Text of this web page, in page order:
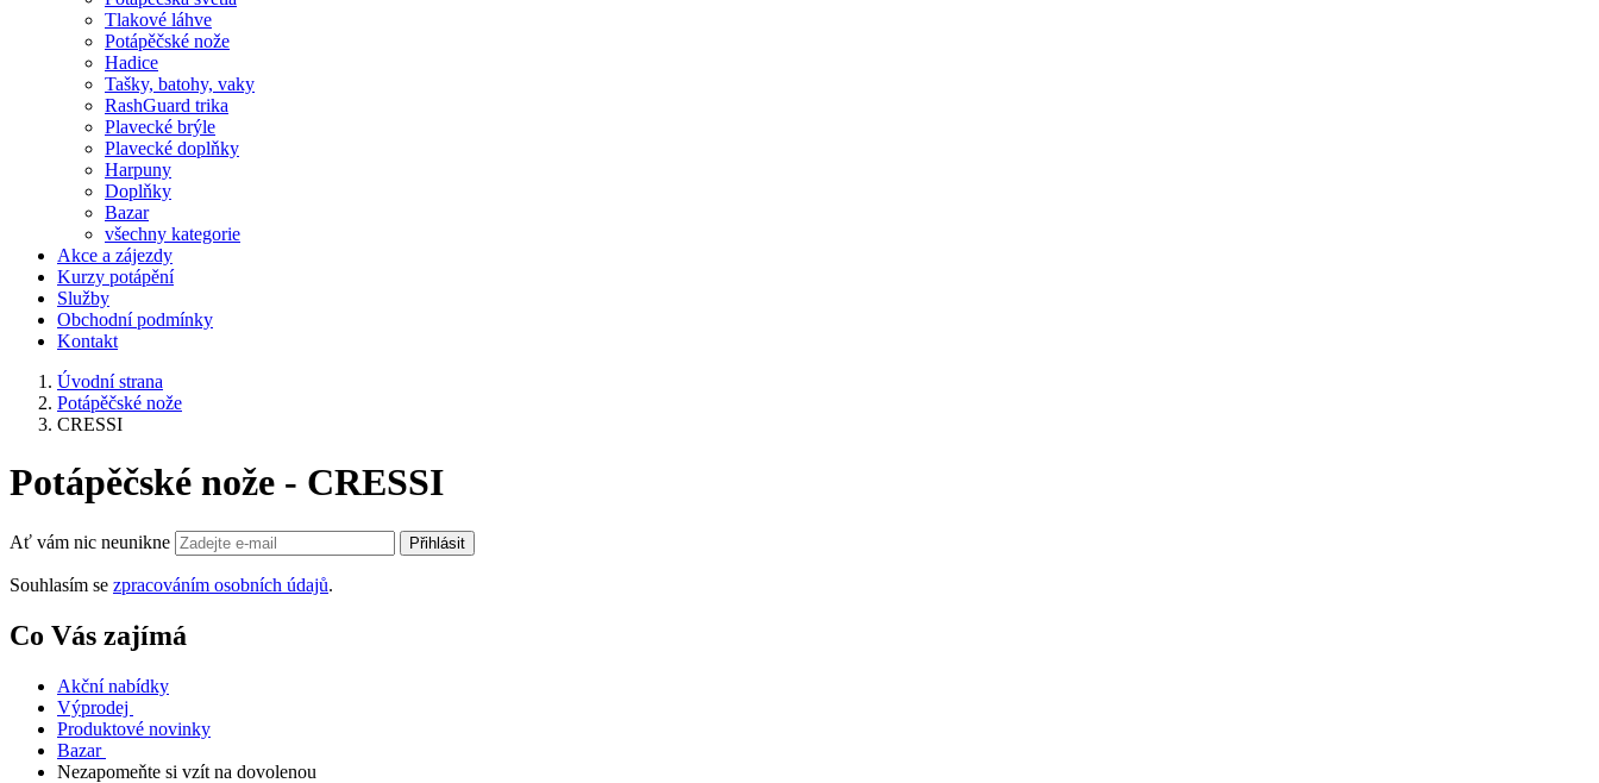
Tlakové láhve
Potápěčské nože
Hadice
Tašky, batohy, vaky
RashGuard trika
Plavecké brýle
Plavecké doplňky
Harpuny
Doplňky
Bazar
všechny kategorie
Akce a zájezdy
Kurzy potápění
Služby
Obchodní podmínky
Kontakt
Úvodní strana
Potápěčské nože
CRESSI
Potápěčské nože - CRESSI
Ať vám nic neunikne Přihlásit
Souhlasím se zpracováním osobních údajů.
Co Vás zajímá
Akční nabídky
Výprodej
Produktové novinky
Bazar
Nezapomeňte si vzít na dovolenou